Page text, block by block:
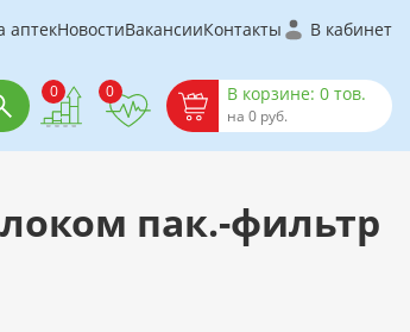
аптекНовостиВакансииКонтакты В кабинет
0 0 В корзине: 0 тов.
на 0 руб.
пак.-фильтр